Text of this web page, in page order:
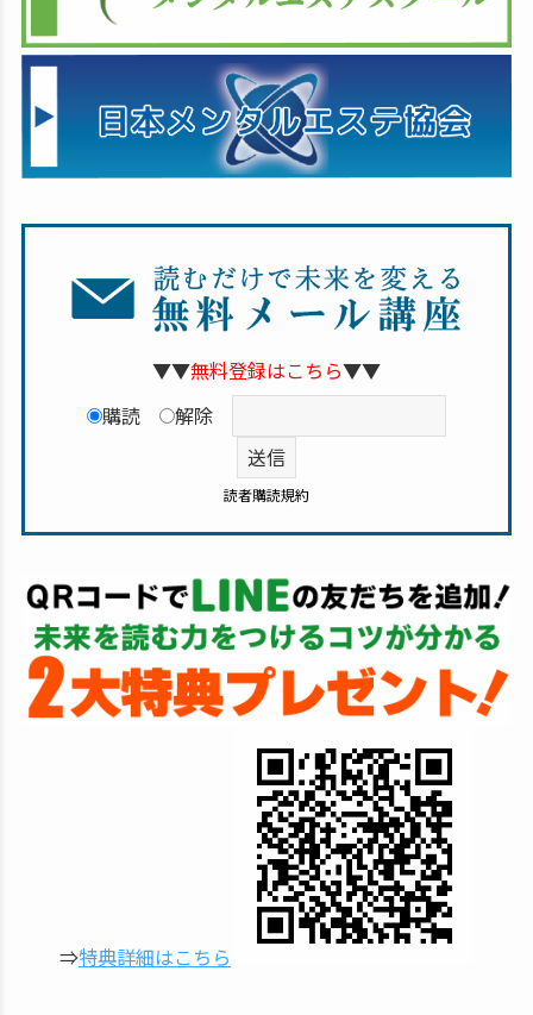
▼▼無料登録はこちら▼▼
購読
解除
読者購読規約
⇒特典詳細はこちら